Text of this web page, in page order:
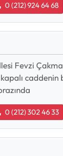
0 (212) 924 64 68
Fevzi
caddenin
0 (212) 302 46 33